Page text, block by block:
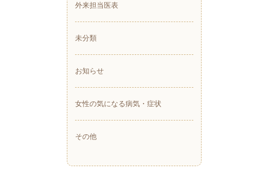
外来担当医表
未分類
お知らせ
女性の気になる病気・症状
その他